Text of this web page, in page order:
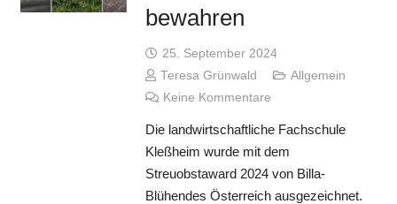
bewahren
25. September 2024
Teresa Grünwald
Allgemein
Keine Kommentare
Die landwirtschaftliche Fachschule
Kleßheim wurde mit dem
Streuobstaward 2024 von Billa-
Blühendes Österreich ausgezeichnet.